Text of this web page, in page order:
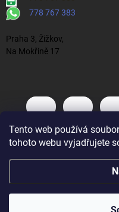
Tento web používá
tohoto webu vyjadřujete
778 767 383
Praha 3, Žižkov,
Na Mokřině 17